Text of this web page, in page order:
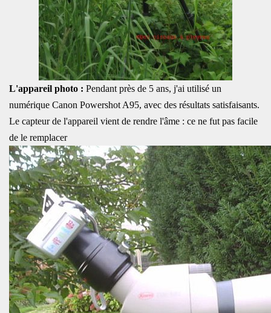
L'appareil photo : Pendant près de 5 ans, j'ai utilisé un
numérique Canon Powershot A95, avec des résultats satisfaisants.
Le capteur de l'appareil vient de rendre l'âme : ce ne fut pas facile
de le remplacer